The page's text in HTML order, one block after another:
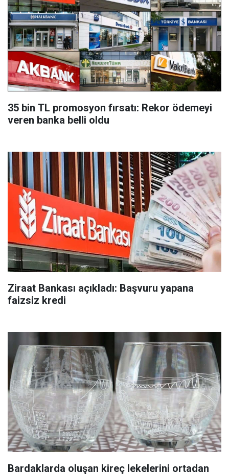
35 bin TL promosyon fırsatı: Rekor ödemeyi
veren banka belli oldu
Ziraat Bankası açıkladı: Başvuru yapana
faizsiz kredi
Bardaklarda oluşan kireç lekelerini ortadan